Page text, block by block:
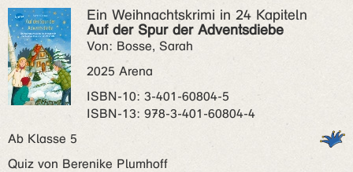
Ein Weihnachtskrimi in 24 Kapiteln
Auf der Spur der Adventsdiebe
Von: Bosse, Sarah
2025 Arena
ISBN‑10: 3-401-60804-5
ISBN‑13: 978-3-401-60804-4
Ab Klasse 5
Quiz von Berenike Plumhoff